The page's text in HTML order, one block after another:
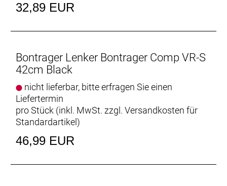
32,89 EUR
Bontrager Lenker Bontrager Comp VR-S
42cm Black
nicht lieferbar, bitte erfragen Sie einen
Liefertermin
pro Stück (inkl. MwSt. zzgl. Versandkosten für
Standardartikel)
46,99 EUR